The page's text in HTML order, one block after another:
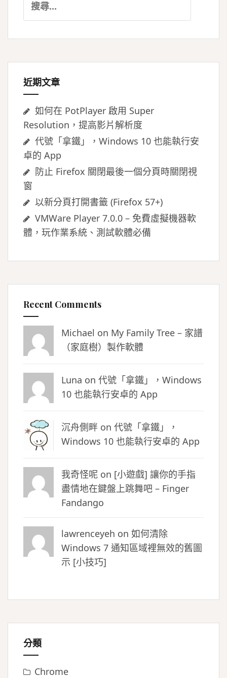
尋
鍵
近期文章
如何在 PotPlayer 啟用 Super
Resolution，提高影片解析度
代號「拿鐵」，Windows 10 也能執行安
卓的 App
防止 Firefox 關閉最後一個分頁時關閉視
窗
以新分頁打開書籤 (Firefox 57+)
VMWare Player 7.0.0 – 免費虛擬機器軟
體，玩作業系統、測試軟體必備
Recent Comments
Michael on My Family Tree – 家譜
（家庭樹）製作軟體
Luna on 代號「拿鐵」，Windows
10 也能執行安卓的 App
沉舟側畔 on 代號「拿鐵」，
Windows 10 也能執行安卓的 App
我奇怪呢 on [小遊戲] 讓你的手指
盡情地在鍵盤上跳舞吧 – Finger
Fandango
lawrenceyeh on 如何清除
Windows 7 通知區域裡無效的舊圖
示 [小技巧]
分類
Chrome